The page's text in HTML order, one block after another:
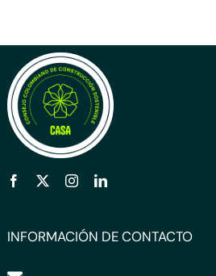
INFORMACIÓN DE CONTACTO